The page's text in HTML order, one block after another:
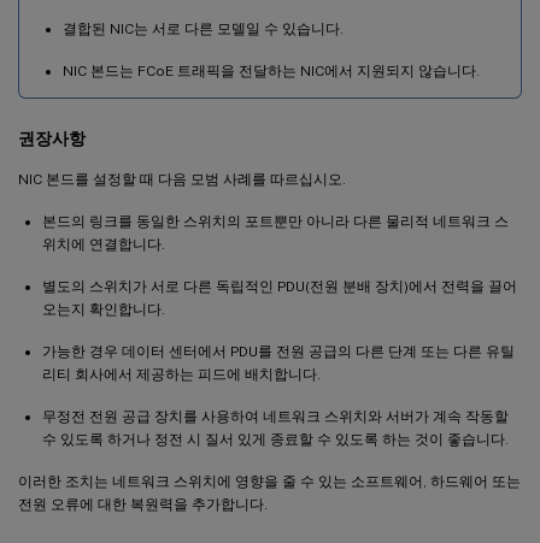
결합된 NIC는 서로 다른 모델일 수 있습니다.
NIC 본드는 FCoE 트래픽을 전달하는 NIC에서 지원되지 않습니다.
권장사항
NIC 본드를 설정할 때 다음 모범 사례를 따르십시오.
본드의 링크를 동일한 스위치의 포트뿐만 아니라 다른 물리적 네트워크 스
위치에 연결합니다.
별도의 스위치가 서로 다른 독립적인 PDU(전원 분배 장치)에서 전력을 끌어
오는지 확인합니다.
가능한 경우 데이터 센터에서 PDU를 전원 공급의 다른 단계 또는 다른 유틸
리티 회사에서 제공하는 피드에 배치합니다.
무정전 전원 공급 장치를 사용하여 네트워크 스위치와 서버가 계속 작동할
수 있도록 하거나 정전 시 질서 있게 종료할 수 있도록 하는 것이 좋습니다.
이러한 조치는 네트워크 스위치에 영향을 줄 수 있는 소프트웨어, 하드웨어 또는
전원 오류에 대한 복원력을 추가합니다.